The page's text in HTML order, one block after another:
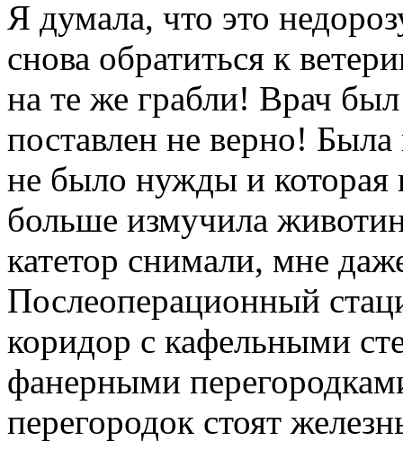
Я думала, что это
снова обратиться к
на те же грабли! Врач
поставлен не верно!
не было нужды и которая
больше измучила
катетор снимали, мне
Послеоперационный
коридор с кафельными
фанерными
перегородок стоят